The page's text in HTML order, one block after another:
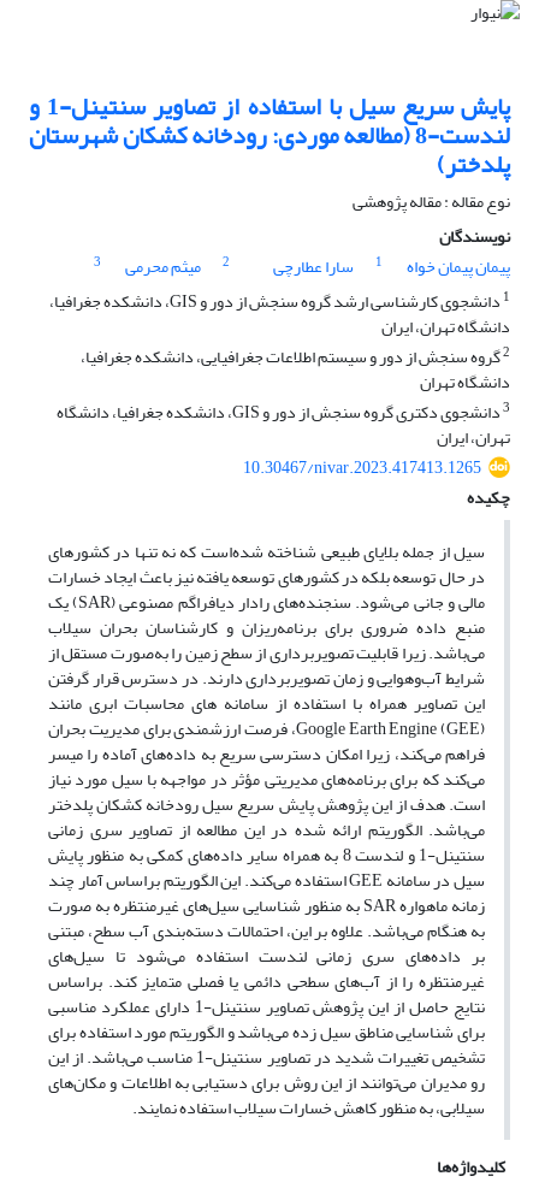
پایش سریع سیل با استفاده از تصاویر سنتینل-1 و
لندست-8 (مطالعه موردی: رودخانه کشکان شهرستان
پلدختر)
نوع مقاله : مقاله پژوهشی
نویسندگان
پیمان پیمان خواه
1 سارا عطارچی 2 میثم محرمی
3
1
دانشجوی کارشناسی ارشد گروه سنجش از دور و GIS، دانشکده جغرافیا،
دانشگاه تهران، ایران
2گروه سنجش از دور و سیستم اطلاعات جغرافیایی، دانشکده جغرافیا،
دانشگاه تهران
3 دانشجوی دکتری گروه سنجش از دور و GIS، دانشکده جغرافیا، دانشگاه
تهران، ایران
10.30467/nivar.2023.417413.1265
چکیده
سیل از جمله بلایای طبیعی شناخته شده‌است که نه تنها در کشورهای
در حال توسعه بلکه در کشورهای توسعه یافته نیز باعث ایجاد خسارات
مالی و جانی می‌شود. سنجنده‌های رادار دیافراگم مصنوعی (SAR) یک
منبع داده ضروری برای برنامه‌ریزان و کارشناسان بحران سیلاب
می‌باشد. زیرا قابلیت تصویربرداری از سطح زمین را به‌صورت مستقل از
شرایط آب‌وهوایی و زمان تصویربرداری دارند. در دسترس قرار گرفتن
این تصاویر همراه با استفاده از سامانه های محاسبات ابری مانند
Google Earth Engine (GEE)، فرصت ارزشمندی برای مدیریت بحران
فراهم می‌کند، زیرا امکان دسترسی سریع به داده‌های آماده را میسر
می‌کند که برای برنامه‌های مدیریتی مؤثر در مواجهه با سیل مورد نیاز
است. هدف از این پژوهش پایش سریع سیل رودخانه کشکان پلدختر
می‌باشد. الگوریتم ارائه شده در این مطالعه از تصاویر سری زمانی
سنتینل-1 و لندست 8 به همراه سایر داده‌های کمکی به منظور پایش
سیل در سامانه GEE استفاده می‌کند. این الگوریتم براساس آمار چند
زمانه ماهواره SAR به منظور شناسایی سیل‌های غیرمنتظره به صورت
به هنگام می‌باشد. علاوه بر این، احتمالات دسته‌بندی آب سطح، مبتنی
بر داده‌های سری زمانی لندست استفاده می‌شود تا سیل‌های
غیرمنتظره را از آب‌های سطحی دائمی یا فصلی متمایز کند. براساس
نتایج حاصل از این پژوهش تصاویر سنتینل-1 دارای عملکرد مناسبی
برای شناسایی مناطق سیل زده می‌باشد و الگوریتم مورد استفاده برای
تشخیص تغییرات شدید در تصاویر سنتینل-1 مناسب می‌باشد. از این
رو مدیران می‌توانند از این روش برای دستیابی به اطلاعات و مکان‌های
سیلابی، به منظور کاهش خسارات سیلاب استفاده نمایند.
کلیدواژه‌ها